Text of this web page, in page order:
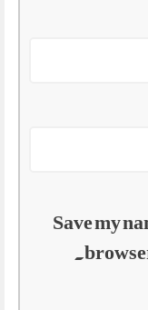
Save my